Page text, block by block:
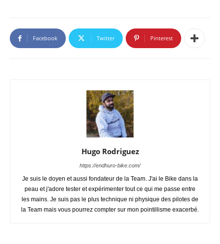
Facebook Twitter Pinterest
Hugo Rodriguez
https://endhuro-bike.com/
Je suis le doyen et aussi fondateur de la Team. J'ai le Bike dans la
peau et j'adore tester et expérimenter tout ce qui me passe entre
les mains. Je suis pas le plus technique ni physique des pilotes de
la Team mais vous pourrez compter sur mon pointillisme exacerbé.